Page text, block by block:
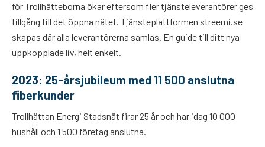
för Trollhätteborna ökar eftersom fler tjänsteleverantörer ges
tillgång till det öppna nätet. Tjänsteplattformen streemi.se
skapas där alla leverantörerna samlas. En guide till ditt nya
uppkopplade liv, helt enkelt.
2023: 25-årsjubileum med 11 500 anslutna
fiberkunder
Trollhättan Energi Stadsnät firar 25 år och har idag 10 000
hushåll och 1 500 företag anslutna.